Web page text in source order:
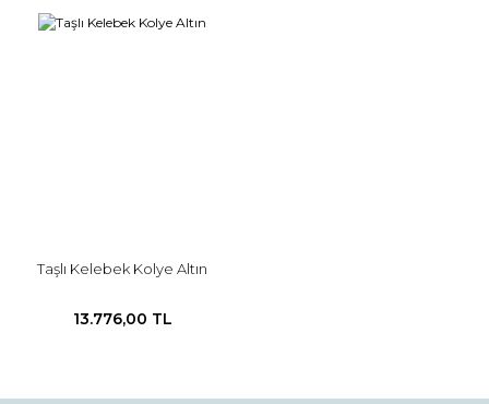
Taşlı Kelebek Kolye Altın
13.776,00 TL